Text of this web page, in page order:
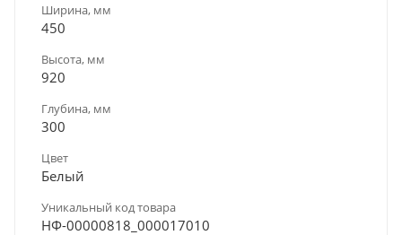
Ширина, мм
450
Высота, мм
920
Глубина, мм
300
Цвет
Белый
Уникальный код товара
НФ-00000818_000017010